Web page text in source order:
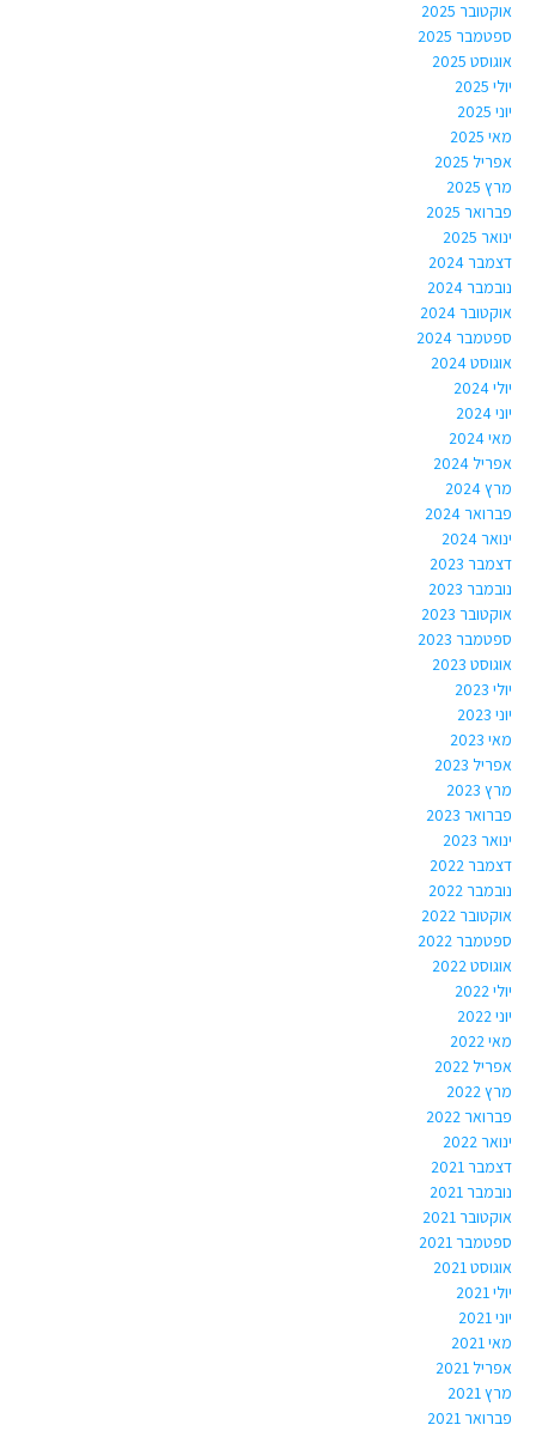
אוקטובר 2025
ספטמבר 2025
אוגוסט 2025
יולי 2025
יוני 2025
מאי 2025
אפריל 2025
מרץ 2025
פברואר 2025
ינואר 2025
דצמבר 2024
נובמבר 2024
אוקטובר 2024
ספטמבר 2024
אוגוסט 2024
יולי 2024
יוני 2024
מאי 2024
אפריל 2024
מרץ 2024
פברואר 2024
ינואר 2024
דצמבר 2023
נובמבר 2023
אוקטובר 2023
ספטמבר 2023
אוגוסט 2023
יולי 2023
יוני 2023
מאי 2023
אפריל 2023
מרץ 2023
פברואר 2023
ינואר 2023
דצמבר 2022
נובמבר 2022
אוקטובר 2022
ספטמבר 2022
אוגוסט 2022
יולי 2022
יוני 2022
מאי 2022
אפריל 2022
מרץ 2022
פברואר 2022
ינואר 2022
דצמבר 2021
נובמבר 2021
אוקטובר 2021
ספטמבר 2021
אוגוסט 2021
יולי 2021
יוני 2021
מאי 2021
אפריל 2021
מרץ 2021
פברואר 2021